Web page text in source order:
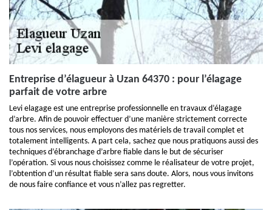
Entreprise d’élagueur à Uzan 64370 : pour l’élagage
parfait de votre arbre
Levi elagage est une entreprise professionnelle en travaux d’élagage
d’arbre. Afin de pouvoir effectuer d’une manière strictement correcte
tous nos services, nous employons des matériels de travail complet et
totalement intelligents. A part cela, sachez que nous pratiquons aussi des
techniques d’ébranchage d’arbre fiable dans le but de sécuriser
l’opération. Si vous nous choisissez comme le réalisateur de votre projet,
l’obtention d’un résultat fiable sera sans doute. Alors, nous vous invitons
de nous faire confiance et vous n’allez pas regretter.